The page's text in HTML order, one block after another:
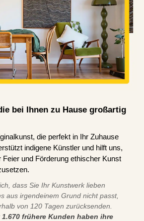
bei Ihnen zu Hause großartig
die perfekt in Ihr Zuhause
indigene Künstler und hilft uns,
und Förderung ethischer Kunst
dass Sie Ihr Kunstwerk lieben
aus irgendeinem Grund nicht passt,
von 120 Tagen zurücksenden.
1.670 frühere Kunden haben ihre